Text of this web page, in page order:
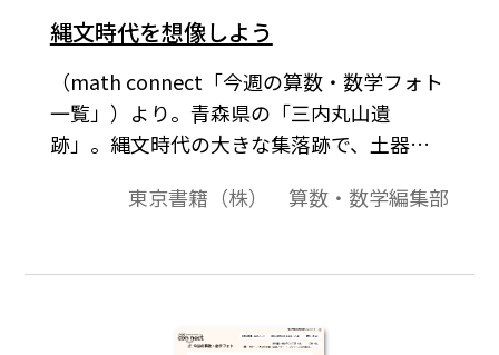
縄文時代を想像しよう
（math connect「今週の算数・数学フォト
一覧」）より。青森県の「三内丸山遺
跡」。縄文時代の大きな集落跡で、土器や
ウタン、ゴボウ、マメ、クリなどの植物も、
建物」。［キーワード］#中1 #中3 #小
東京書籍（株） 算数・数学編集部